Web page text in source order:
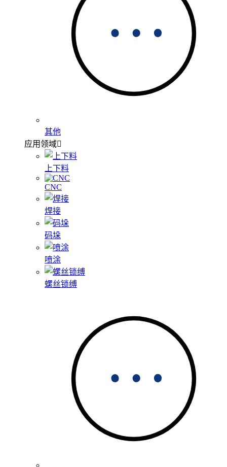
其他
应用领域
上下料
CNC
焊接
码垛
喷涂
螺丝锁缚